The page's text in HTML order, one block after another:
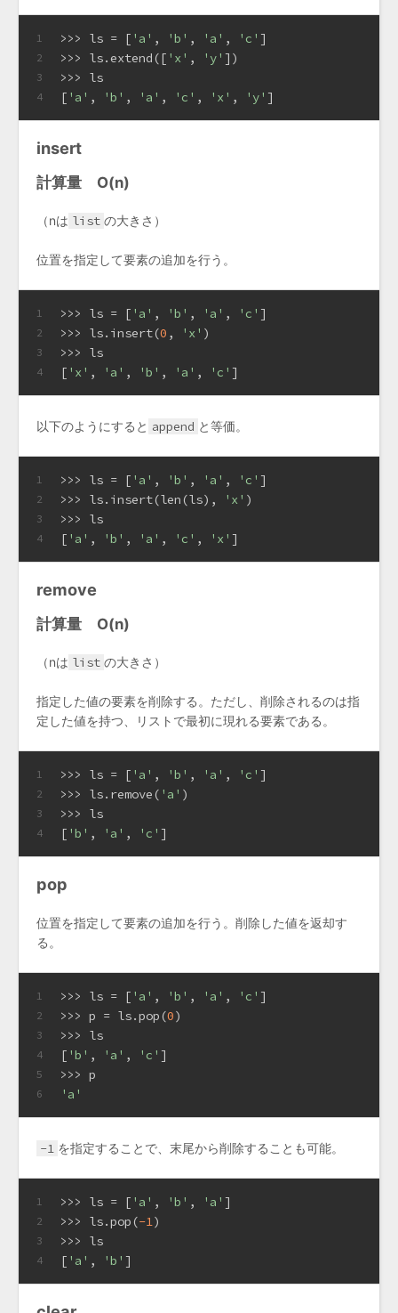
1
2
3
4
>>> ls = [ 'a' , 'b' , 'a' , 'c' ]
>>> ls.extend([ 'x' , 'y' ])
>>> ls
[ 'a' , 'b' , 'a' , 'c' , 'x' , 'y' ]
insert
計算量 O(n)
（nは list の大きさ）
位置を指定して要素の追加を行う。
1
2
3
4
>>> ls = [ 'a' , 'b' , 'a' , 'c' ]
>>> ls.insert(0 , 'x' )
>>> ls
[ 'x' , 'a' , 'b' , 'a' , 'c' ]
以下のようにすると append と等価。
1
2
3
4
>>> ls = [ 'a' , 'b' , 'a' , 'c' ]
>>> ls.insert(len(ls), 'x' )
>>> ls
[ 'a' , 'b' , 'a' , 'c' , 'x' ]
remove
計算量 O(n)
（nは list の大きさ）
指定した値の要素を削除する。ただし、削除されるのは指
定した値を持つ、リストで最初に現れる要素である。
1
2
3
4
>>> ls = [ 'a' , 'b' , 'a' , 'c' ]
>>> ls.remove( 'a' )
>>> ls
[ 'b' , 'a' , 'c' ]
pop
位置を指定して要素の追加を行う。削除した値を返却す
る。
1
2
3
4
5
6
>>> ls = [ 'a' , 'b' , 'a' , 'c' ]
>>> p = ls.pop(0)
>>> ls
[ 'b' , 'a' , 'c' ]
>>> p
'a'
-1 を指定することで、末尾から削除することも可能。
1
2
3
4
>>> ls = [ 'a' , 'b' , 'a' ]
>>> ls.pop(-1)
>>> ls
[ 'a' , 'b' ]